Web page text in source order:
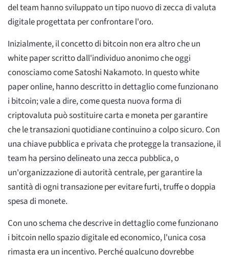
del team hanno sviluppato un tipo nuovo di zecca di valuta
digitale progettata per confrontare l'oro.
Inizialmente, il concetto di bitcoin non era altro che un
white paper scritto dall'individuo anonimo che oggi
conosciamo come Satoshi Nakamoto. In questo white
paper online, hanno descritto in dettaglio come funzionano
i bitcoin; vale a dire, come questa nuova forma di
criptovaluta può sostituire carta e moneta per garantire
che le transazioni quotidiane continuino a colpo sicuro. Con
una chiave pubblica e privata che protegge la transazione, il
team ha persino delineato una zecca pubblica, o
un'organizzazione di autorità centrale, per garantire la
santità di ogni transazione per evitare furti, truffe o doppia
spesa di monete.
Con uno schema che descrive in dettaglio come funzionano
i bitcoin nello spazio digitale ed economico, l'unica cosa
rimasta era un incentivo. Perché qualcuno dovrebbe